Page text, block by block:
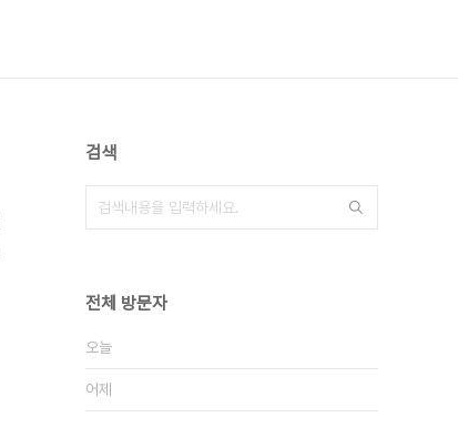
검색
전체 방문자
오늘
어제